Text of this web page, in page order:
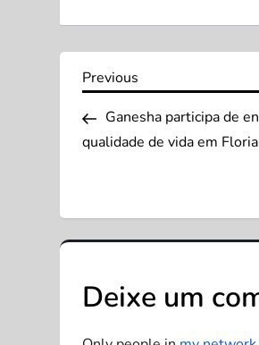
N
a
e
g
a
Previous
Previous
Ganesha participa de
qualidade de vida em
Deixe um